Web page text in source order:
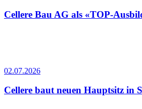
Cellere Bau AG als «TOP-
02.07.2026
Cellere baut neuen Hauptsitz in